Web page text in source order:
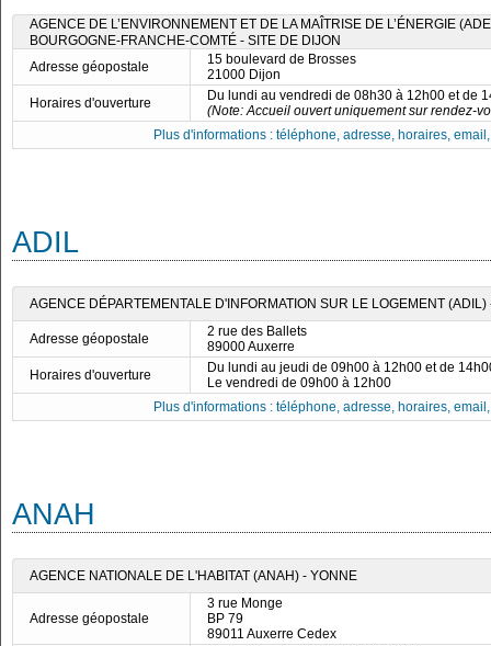
AGENCE DE L’ENVIRONNEMENT ET DE LA MAÎTRISE DE L’ÉNERGIE
BOURGOGNE-FRANCHE-COMTÉ - SITE DE DIJON
Adresse géopostale
15 boulevard de Brosses
21000 Dijon
Horaires d'ouverture
Du lundi au vendredi de 08h30 à 12h00 et de
(Note: Accueil ouvert uniquement sur rendez-
Plus d'informations : téléphone, adresse, horaires,
ADIL
AGENCE DÉPARTEMENTALE D'INFORMATION SUR LE LOGEMENT (ADIL)
Adresse géopostale
2 rue des Ballets
89000 Auxerre
Horaires d'ouverture
Du lundi au jeudi de 09h00 à 12h00 et de
Le vendredi de 09h00 à 12h00
Plus d'informations : téléphone, adresse, horaires,
ANAH
AGENCE NATIONALE DE L'HABITAT (ANAH) - YONNE
Adresse géopostale
3 rue Monge
BP 79
89011 Auxerre Cedex